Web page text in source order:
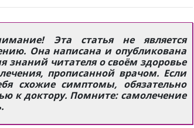
Эта статья не является
Она написана и опубликована
знаний читателя о своём здоровье
прописанной врачом. Если
схожие симптомы, обязательно
к доктору. Помните: самолечение